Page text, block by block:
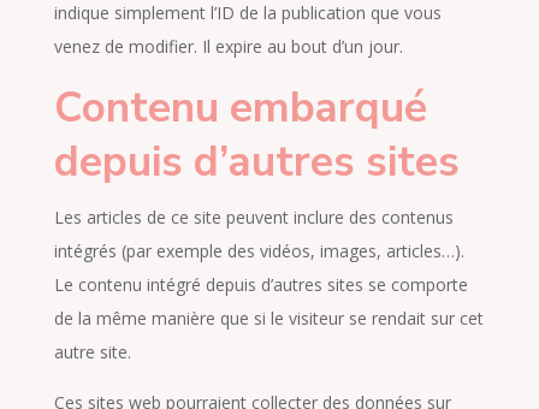
indique simplement l’ID de la publication que vous
venez de modifier. Il expire au bout d’un jour.
Contenu embarqué
depuis d’autres sites
Les articles de ce site peuvent inclure des contenus
intégrés (par exemple des vidéos, images, articles…).
Le contenu intégré depuis d’autres sites se comporte
de la même manière que si le visiteur se rendait sur cet
autre site.
Ces sites web pourraient collecter des données sur